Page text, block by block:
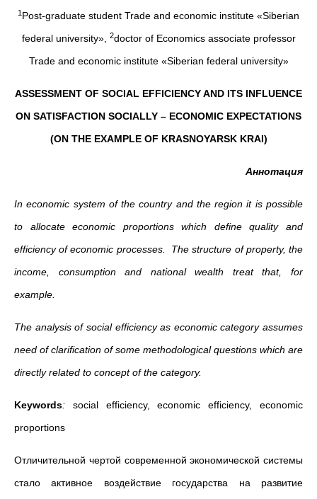
1 Post-graduate student Trade and economic institute «Siberian
federal university»,
2doctor of Economics associate professor
Trade and economic institute «Siberian federal university»
ASSESSMENT OF SOCIAL EFFICIENCY AND ITS INFLUENCE
ON SATISFACTION SOCIALLY – ECONOMIC EXPECTATIONS
(ON THE EXAMPLE OF KRASNOYARSK KRAI)
Аннотация
In economic system of the country and the region it is possible
to allocate economic proportions which define quality and
efficiency of economic processes. The structure of property, the
income, consumption and national wealth treat that, for
example.
The analysis of social efficiency as economic category assumes
need of clarification of some methodological questions which are
directly related to concept of the category.
Keywords: social efficiency, economic efficiency, economic
proportions
Отличительной чертой современной экономической системы
стало активное воздействие государства на развитие